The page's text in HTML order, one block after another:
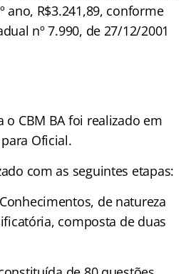
ano, R$3.241,89, conforme
nº 7.990, de 27/12/2001
CBM BA foi realizado em
Oficial.
com as seguintes etapas:
de natureza
composta de duas